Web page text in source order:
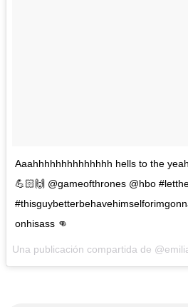
Aaahhhhhhhhhhhhhh hells to the
💪🏻🙌 @gameofthrones @hbo
onhisass 👊
Una publicación compartida de